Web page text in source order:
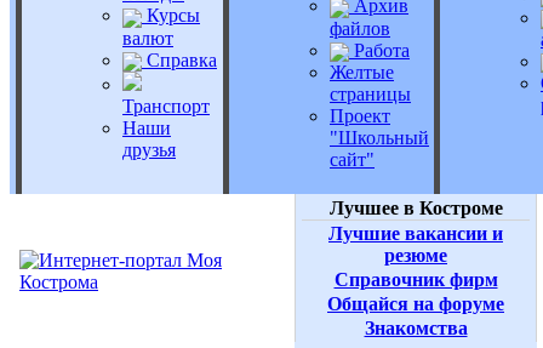
Курсы
валют
Справка
Транспорт
Наши
друзья
Архив
файлов
Работа
Желтые
страницы
Проект
"Школьный
сайт"
Лучшее в Костроме
Лучшие вакансии и
резюме
Справочник фирм
Общайся на форуме
Знакомства